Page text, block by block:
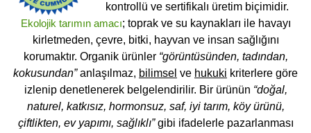
kontrollü ve sertifikalı üretim biçimidir.
Ekolojik tarımın amacı; toprak ve su kaynakları ile havayı
kirletmeden, çevre, bitki, hayvan ve insan sağlığını
korumaktır. Organik ürünler “görüntüsünden, tadından,
kokusundan”anlaşılmaz, bilimsel ve hukuki kriterlere göre
izlenip denetlenerek belgelendirilir. Bir ürünün “doğal,
naturel, katkısız, hormonsuz, saf, iyi tarım, köy ürünü,
çiftlikten, ev yapımı, sağlıklı”gibi ifadelerle pazarlanması